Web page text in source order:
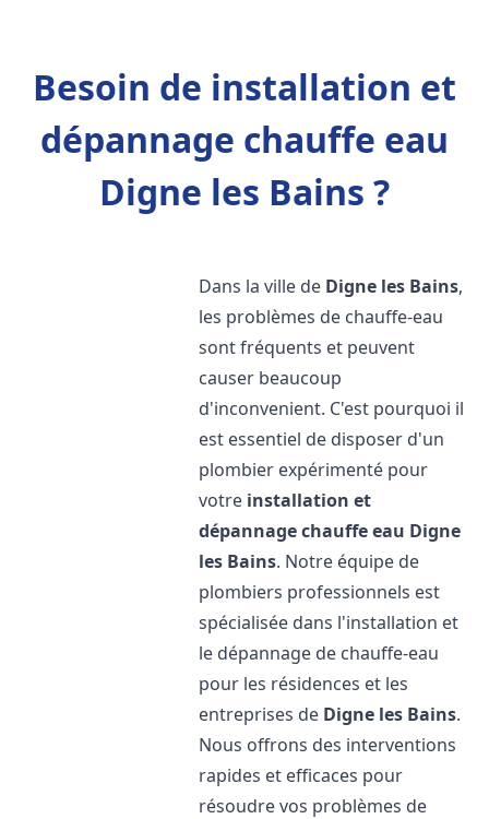
Besoin de installation et
dépannage chauffe eau
Digne les Bains ?
Dans la ville de Digne les Bains,
les problèmes de chauffe-eau
sont fréquents et peuvent
causer beaucoup
d'inconvenient. C'est pourquoi il
est essentiel de disposer d'un
plombier expérimenté pour
votre installation et
dépannage chauffe eau Digne
les Bains. Notre équipe de
plombiers professionnels est
spécialisée dans l'installation et
le dépannage de chauffe-eau
pour les résidences et les
entreprises de Digne les Bains.
Nous offrons des interventions
rapides et efficaces pour
résoudre vos problèmes de